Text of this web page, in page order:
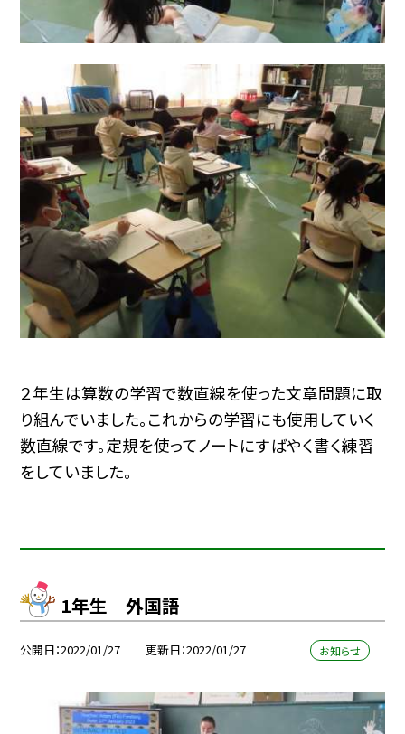
２年生は算数の学習で数直線を使った文章問題に取
り組んでいました。これからの学習にも使用していく
数直線です。定規を使ってノートにすばやく書く練習
をしていました。
1年生 外国語
公開日 2022/01/27 更新日 2022/01/27 お知らせ